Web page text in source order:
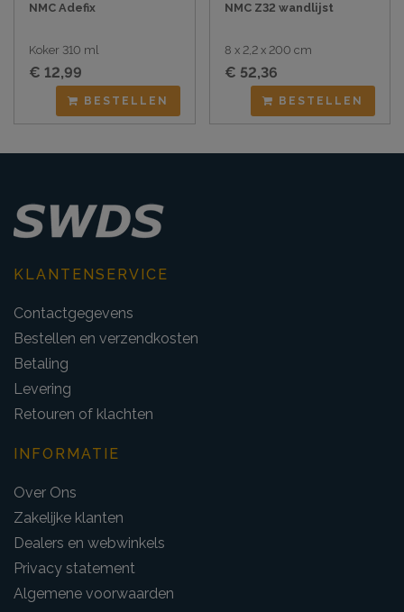
NMC Adefix
Koker 310 ml
€ 12,99
BESTELLEN
NMC Z32 wandlijst
8 x 2,2 x 200 cm
€ 52,36
BESTELLEN
KLANTENSERVICE
Contactgegevens
Bestellen en verzendkosten
Betaling
Levering
Retouren of klachten
INFORMATIE
Over Ons
Zakelijke klanten
Dealers en webwinkels
Privacy statement
Algemene voorwaarden